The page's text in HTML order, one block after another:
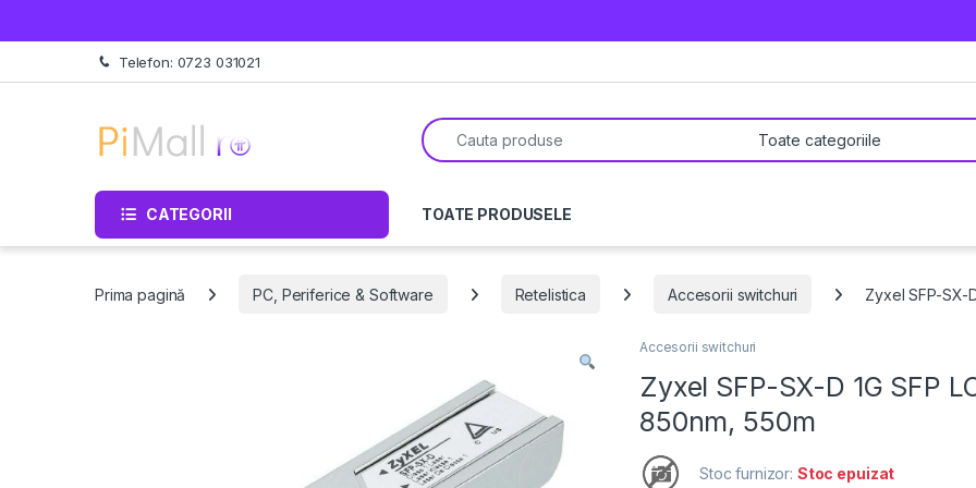
Treci la navigare
Sări la conținut Telefon: 0723 031021
Căutare pentru:
CATEGORII TOATE PRODUSELE
Prima pagină PC, Periferice & Software Retelistica Accesorii switchuri Zyxel SFP-SX-
Accesorii switchuri
Zyxel SFP-SX-D 1G SFP
850nm, 550m
Stoc furnizor: Stoc epuizat